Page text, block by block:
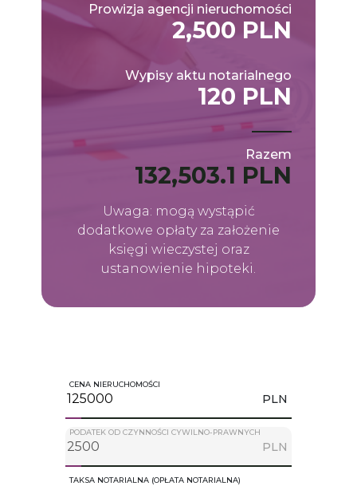
Prowizja agencji nieruchomości
2,500 PLN
Wypisy aktu notarialnego
120 PLN
Razem
132,503.1 PLN
Uwaga: mogą wystąpić
dodatkowe opłaty za założenie
księgi wieczystej oraz
ustanowienie hipoteki.
CENA NIERUCHOMOŚCI
PLN
PODATEK OD CZYNNOŚCI CYWILNO-PRAWNYCH
PLN
TAKSA NOTARIALNA (OPŁATA NOTARIALNA)